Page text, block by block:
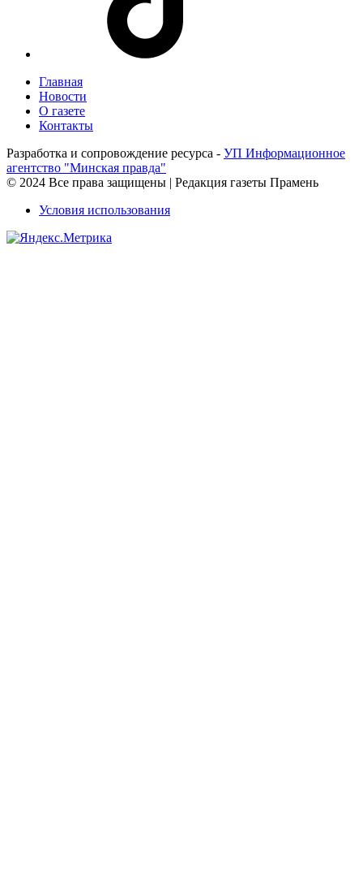
Главная
Новости
О газете
Контакты
Разработка и сопровождение ресурса - УП Информационное
агентство "Минская правда"
© 2024 Все права защищены | Редакция газеты Прамень
Условия использования